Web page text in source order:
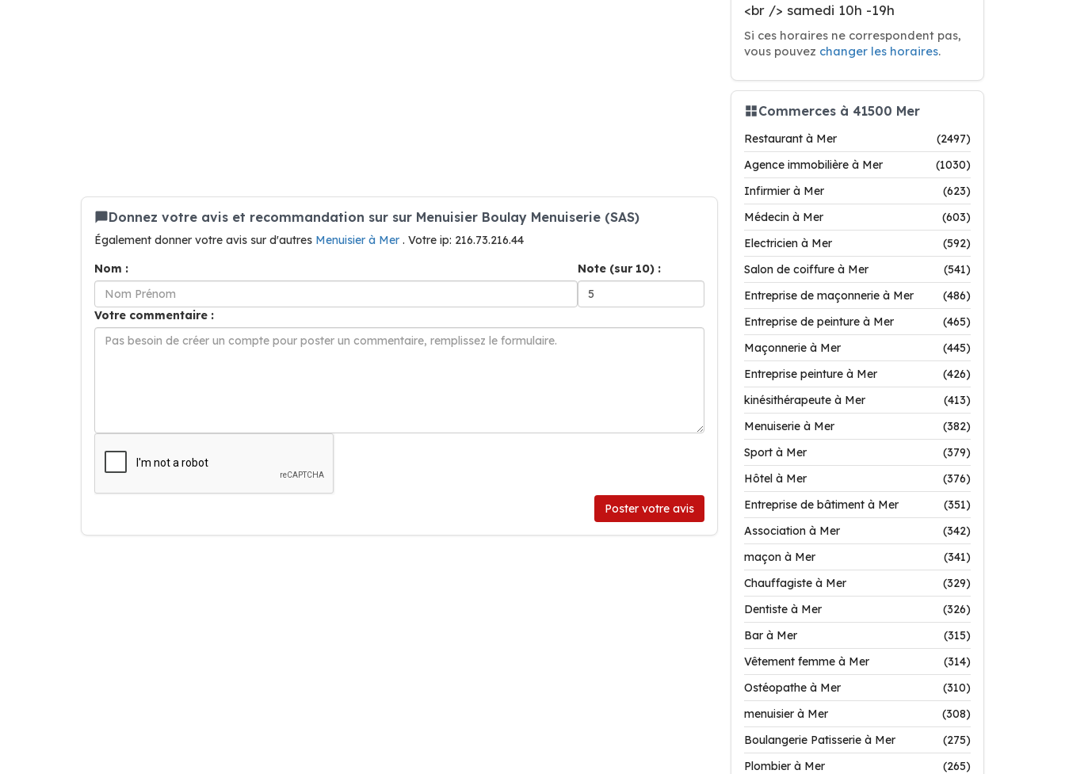
Donnez votre avis et recommandation sur sur Menuisier Boulay Menuiserie (SAS)
Également donner votre avis sur d'autres Menuisier à Mer . Votre ip: 216.73.216.44
Nom :
Note (sur 10) :
Votre commentaire :
Poster votre avis
<br /> samedi 10h -19h
Si ces horaires ne correspondent pas,
vous pouvez changer les horaires.
Commerces à 41500 Mer
Restaurant à Mer
(2497)
Agence immobilière à Mer
(1030)
Infirmier à Mer
(623)
Médecin à Mer
(603)
Electricien à Mer
(592)
Salon de coiffure à Mer
(541)
Entreprise de maçonnerie à Mer
(486)
Entreprise de peinture à Mer
(465)
Maçonnerie à Mer
(445)
Entreprise peinture à Mer
(426)
kinésithérapeute à Mer
(413)
Menuiserie à Mer
(382)
Sport à Mer
(379)
Hôtel à Mer
(376)
Entreprise de bâtiment à Mer
(351)
Association à Mer
(342)
maçon à Mer
(341)
Chauffagiste à Mer
(329)
Dentiste à Mer
(326)
Bar à Mer
(315)
Vêtement femme à Mer
(314)
Ostéopathe à Mer
(310)
menuisier à Mer
(308)
Boulangerie Patisserie à Mer
(275)
Plombier à Mer
(265)